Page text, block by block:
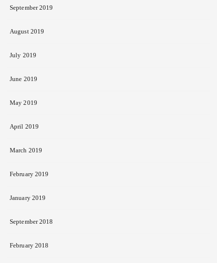
September 2019
August 2019
July 2019
June 2019
May 2019
April 2019
March 2019
February 2019
January 2019
September 2018
February 2018